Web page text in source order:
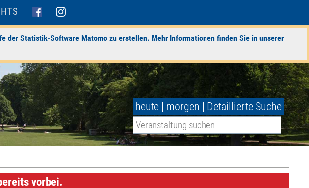
der Statistik-Software Matomo zu erstellen. Mehr Informationen finden Sie in unserer
heute | morgen | Detaillierte Suche
vorbei.